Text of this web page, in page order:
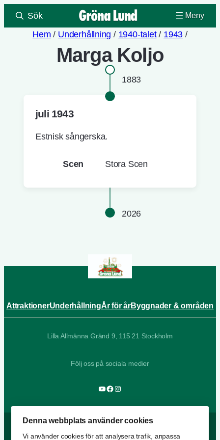
Sök
Hem / Underhållning / 1940-talet/ 1943 /
Marga Koljo
1883
juli 1943
Estnisk sångerska.
Scen Stora Scen
2026
AttraktionerUnderhållningÅr för årByggnader & områden
Lilla Allmänna Gränd 9, 115 21 Stockholm
Följ oss på sociala medier
YouTube
Facebook
Instagram
Denna webbplats använder cookies
Vi använder cookies för att analysera trafik, anpassa